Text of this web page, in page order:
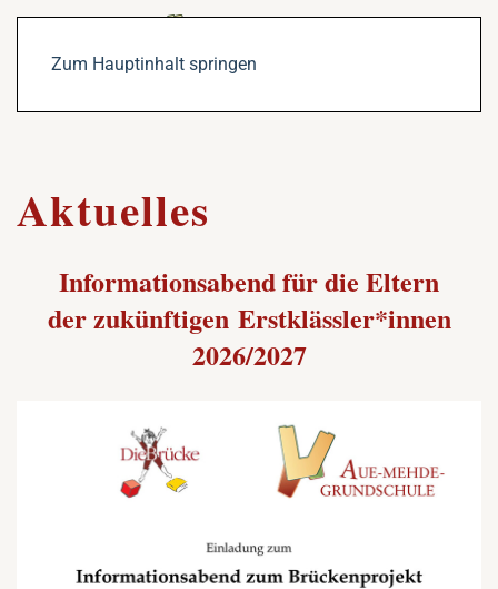
Zum Hauptinhalt springen
Aktuelles
Informationsabend für die Eltern
der zukünftigen Erstklässler*innen
2026/2027